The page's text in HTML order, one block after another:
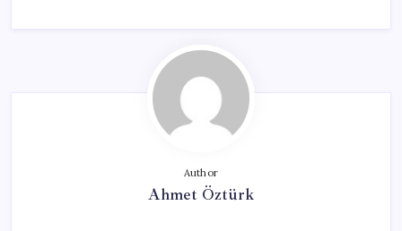
Author
Ahmet Öztürk